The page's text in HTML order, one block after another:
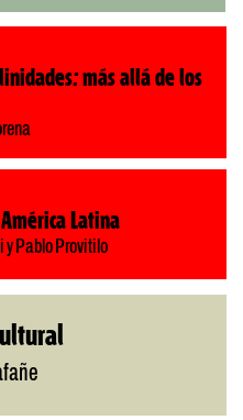
más allá de los
Latina
y Pablo Provitilo